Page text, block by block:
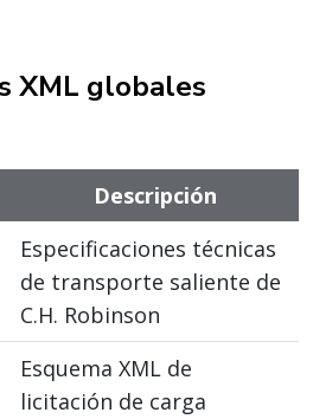
XML globales
Descripción
Especificaciones técnicas
de transporte saliente de
C.H. Robinson
Esquema XML de
licitación de carga